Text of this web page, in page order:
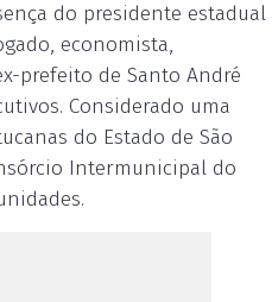
do presidente estadual
economista,
prefeito de Santo André
Considerado uma
do Estado de São
Intermunicipal do